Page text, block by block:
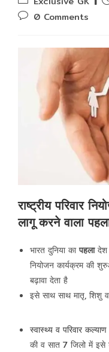
category:
Post0 Comments
राष्ट्रीय परिवार
लागू करने वाला
भारत दुनिया कापहलादेश
नियोजन कार्यक्रम की
बढ़ावा देता है
इसे साथ साथ मातृ, शिशु
स्वास्थ्य व परिवार
की व सात 7 जिलो में